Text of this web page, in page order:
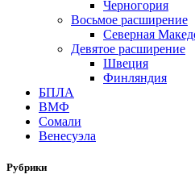
Черногория
Восьмое расширение
Северная
Девятое расширение
Швеция
Финляндия
БПЛА
ВМФ
Сомали
Венесуэла
Рубрики